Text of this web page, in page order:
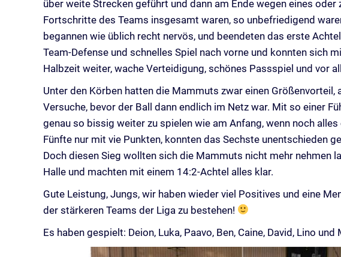
über weite Strecken geführt und dann am Ende wegen eines
Fortschritte des Teams insgesamt waren, so unbefriedigend
begannen wie üblich recht nervös, und beendeten das erste
Team-Defense und schnelles Spiel nach vorne und konnten sich
Halbzeit weiter, wache Verteidigung, schönes Passspiel und vor
Unter den Körben hatten die Mammuts zwar einen
Versuche, bevor der Ball dann endlich im Netz war. Mit so einer
genau so bissig weiter zu spielen wie am Anfang, wenn noch
Fünfte nur mit vie Punkten, konnten das Sechste unentschieden
Doch diesen Sieg wollten sich die Mammuts nicht mehr nehmen
Halle und machten mit einem 14:2-Achtel alles klar.
Gute Leistung, Jungs, wir haben wieder viel Positives und eine
der stärkeren Teams der Liga zu bestehen!
Es haben gespielt: Deion, Luka, Paavo, Ben, Caine, David, Lino und